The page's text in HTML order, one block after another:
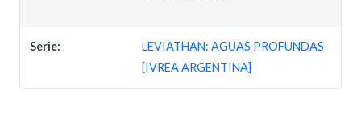
Serie:
LEVIATHAN: AGUAS PROFUNDAS
[IVREA ARGENTINA]